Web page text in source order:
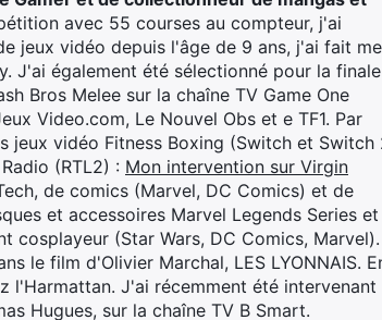
avec 55 courses au compteur, j'ai
jeux vidéo depuis l'âge de 9 ans, j'ai fait
J'ai également été sélectionné pour la finale
Bros Melee sur la chaîne TV Game One
Video.com, Le Nouvel Obs et e TF1. Par
jeux vidéo Fitness Boxing (Switch et Switch
(RTL2) : Mon intervention sur Virgin
de comics (Marvel, DC Comics) et de
et accessoires Marvel Legends Series et
cosplayeur (Star Wars, DC Comics, Marvel).
le film d'Olivier Marchal, LES LYONNAIS.
l'Harmattan. J'ai récemment été intervenant
Hugues, sur la chaîne TV B Smart.